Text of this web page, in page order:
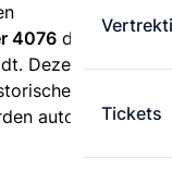
Tickets
4076 die
van
Deze
automatisch